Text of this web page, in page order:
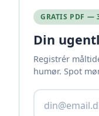
GRATIS PDF —
Din
Registrér
humør. Spot